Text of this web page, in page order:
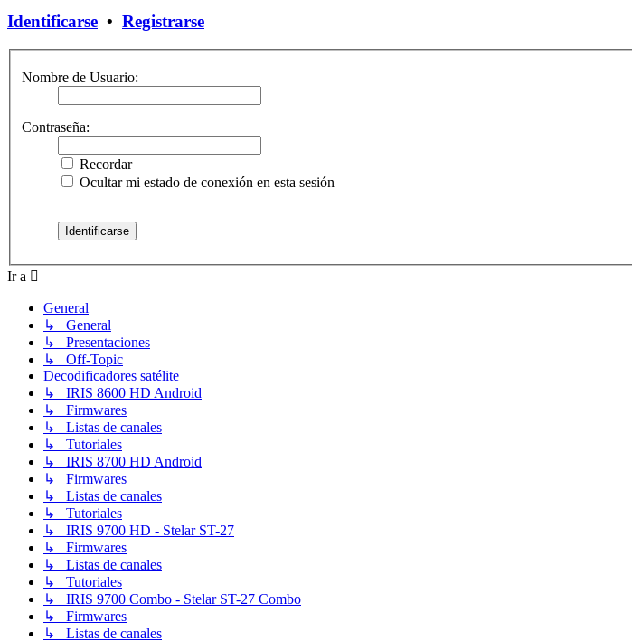
Identificarse • Registrarse
Nombre de Usuario:
Contraseña:
Recordar
Ocultar mi estado de conexión en esta sesión
Ir a
General
↳ General
↳ Presentaciones
↳ Off-Topic
Decodificadores satélite
↳ IRIS 8600 HD Android
↳ Firmwares
↳ Listas de canales
↳ Tutoriales
↳ IRIS 8700 HD Android
↳ Firmwares
↳ Listas de canales
↳ Tutoriales
↳ IRIS 9700 HD - Stelar ST-27
↳ Firmwares
↳ Listas de canales
↳ Tutoriales
↳ IRIS 9700 Combo - Stelar ST-27 Combo
↳ Firmwares
↳ Listas de canales